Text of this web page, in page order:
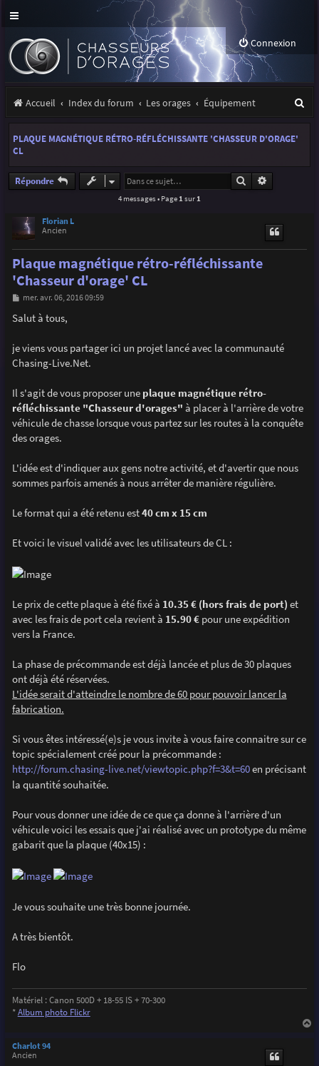
Connexion
Accueil Index du forum Les orages Équipement
e
h
h
PLAQUE MAGNÉTIQUE RÉTRO-RÉFLÉCHISSANTE 'CHASSEUR D'ORAGE'
CL
Répondre Rechercher
4 messages • Page 1 sur 1
Florian L
Ancien
Plaque magnétique rétro-réfléchissante
'Chasseur d'orage' CL
M
s
s
e
mer. avr. 06, 2016 09:59
Salut à tous,
je viens vous partager ici un projet lancé avec la communauté
Chasing-Live.Net.
Il s'agit de vous proposer uneplaque magnétique rétro-
réfléchissante "Chasseur d'orages" à placer à l'arrière de votre
véhicule de chasse lorsque vous partez sur les routes à la conquête
des orages.
L'idée est d'indiquer aux gens notre activité, et d'avertir que nous
sommes parfois amenés à nous arrêter de manière régulière.
Le format qui a été retenu est40 cm x 15 cm
Et voici le visuel validé avec les utilisateurs de CL :
Le prix de cette plaque à été fixé à 10.35 € (hors frais de port) et
avec les frais de port cela revient à 15.90 €pour une expédition
vers la France.
La phase de précommande est déjà lancée et plus de 30 plaques
ont déjà été réservées.
L'idée serait d'atteindre le nombre de 60 pour pouvoir lancer la
fabrication.
Si vous êtes intéressé(e)s je vous invite à vous faire connaitre sur ce
topic spécialement créé pour la précommande :
http://forum.chasing-live.net/viewtopic.php?f=3&t=60en précisant
la quantité souhaitée.
Pour vous donner une idée de ce que ça donne à l'arrière d'un
véhicule voici les essais que j'ai réalisé avec un prototype du même
gabarit que la plaque (40x15) :
Je vous souhaite une très bonne journée.
A très bientôt.
Flo
Matériel : Canon 500D + 18-55 IS + 70-300
*Album photo Flickr
Charlot 94
Ancien